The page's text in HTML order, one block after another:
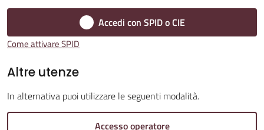
Amministrazione
Trasparente
Accedi con SPID o CIE
Come attivare SPID
Altre utenze
In alternativa puoi utilizzare le seguenti modalità.
Accesso operatore